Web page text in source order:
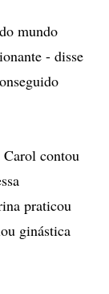
mundo
- disse
contou
praticou
ginástica